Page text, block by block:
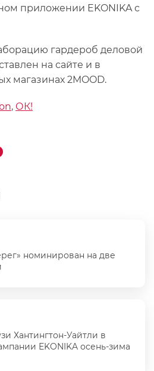
номинирован на две
Хантингтон-Уайтли в
EKONIKA осень-зима
приложении EKONIKA с
гардероб деловой
на сайте и в
магазинах 2MOOD.
, ОК!